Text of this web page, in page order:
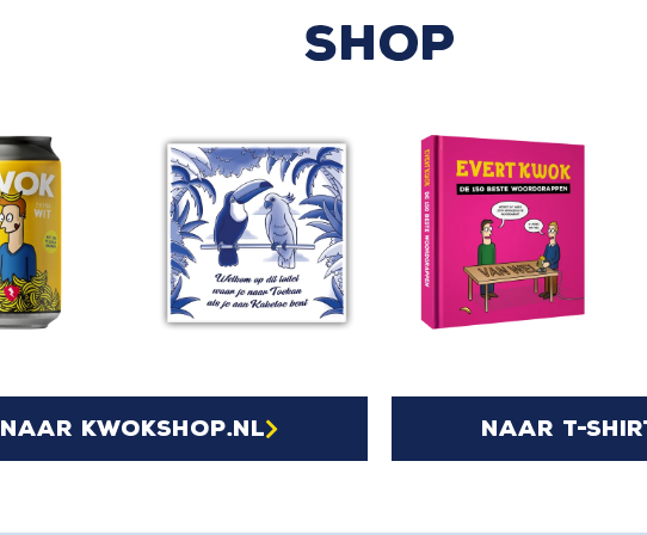
SHOP
naar kwokshop.nl naar t-